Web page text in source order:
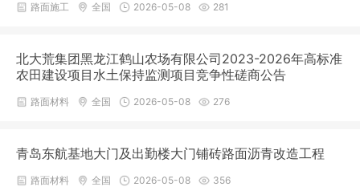
路面施工 全国 2026-05-08 281
北大荒集团黑龙江鹤山农场有限公司2023-2026年高标准
农田建设项目水土保持监测项目竞争性磋商公告
路面材料 全国 2026-05-08 276
青岛东航基地大门及出勤楼大门铺砖路面沥青改造工程
路面材料 全国 2026-05-08 356